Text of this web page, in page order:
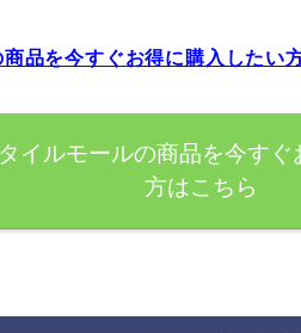
品を今すぐお得に購入したい
イルモールの商品を今すぐ
方はこちら